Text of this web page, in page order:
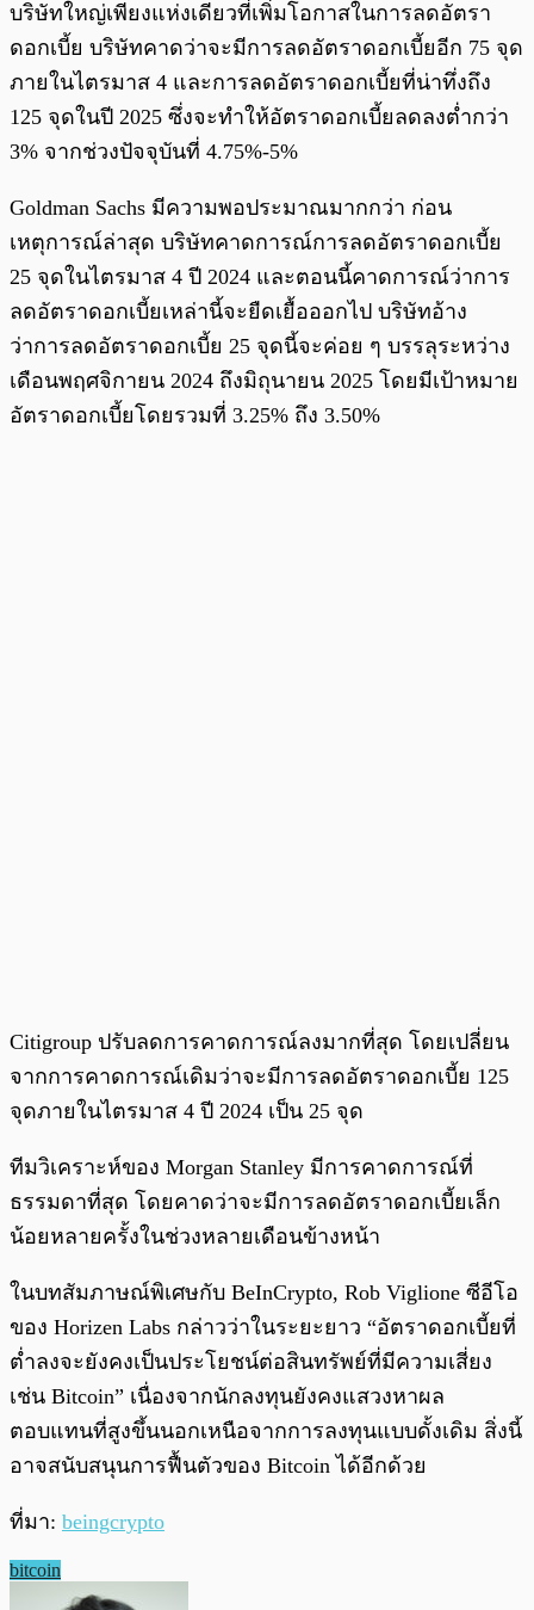
บริษัทใหญ่เพียงแห่งเดียวที่เพิ่มโอกาสในการลดอัตรา
ดอกเบี้ย บริษัทคาดว่าจะมีการลดอัตราดอกเบี้ยอีก 75 จุด
ภายในไตรมาส 4 และการลดอัตราดอกเบี้ยที่น่าทึ่งถึง
125 จุดในปี 2025 ซึ่งจะทำให้อัตราดอกเบี้ยลดลงต่ำกว่า
3% จากช่วงปัจจุบันที่ 4.75%-5%
Goldman Sachs มีความพอประมาณมากกว่า ก่อน
เหตุการณ์ล่าสุด บริษัทคาดการณ์การลดอัตราดอกเบี้ย
25 จุดในไตรมาส 4 ปี 2024 และตอนนี้คาดการณ์ว่าการ
ลดอัตราดอกเบี้ยเหล่านี้จะยืดเยื้อออกไป บริษัทอ้าง
ว่าการลดอัตราดอกเบี้ย 25 จุดนี้จะค่อย ๆ บรรลุระหว่าง
เดือนพฤศจิกายน 2024 ถึงมิถุนายน 2025 โดยมีเป้าหมาย
อัตราดอกเบี้ยโดยรวมที่ 3.25% ถึง 3.50%
Citigroup ปรับลดการคาดการณ์ลงมากที่สุด โดยเปลี่ยน
จากการคาดการณ์เดิมว่าจะมีการลดอัตราดอกเบี้ย 125
จุดภายในไตรมาส 4 ปี 2024 เป็น 25 จุด
ทีมวิเคราะห์ของ Morgan Stanley มีการคาดการณ์ที่
ธรรมดาที่สุด โดยคาดว่าจะมีการลดอัตราดอกเบี้ยเล็ก
น้อยหลายครั้งในช่วงหลายเดือนข้างหน้า
ในบทสัมภาษณ์พิเศษกับ BeInCrypto, Rob Viglione ซีอีโอ
ของ Horizen Labs กล่าวว่าในระยะยาว “อัตราดอกเบี้ยที่
ต่ำลงจะยังคงเป็นประโยชน์ต่อสินทรัพย์ที่มีความเสี่ยง
เช่น Bitcoin” เนื่องจากนักลงทุนยังคงแสวงหาผล
ตอบแทนที่สูงขึ้นนอกเหนือจากการลงทุนแบบดั้งเดิม สิ่งนี้
อาจสนับสนุนการฟื้นตัวของ Bitcoin ได้อีกด้วย
ที่มา: beingcrypto
bitcoin